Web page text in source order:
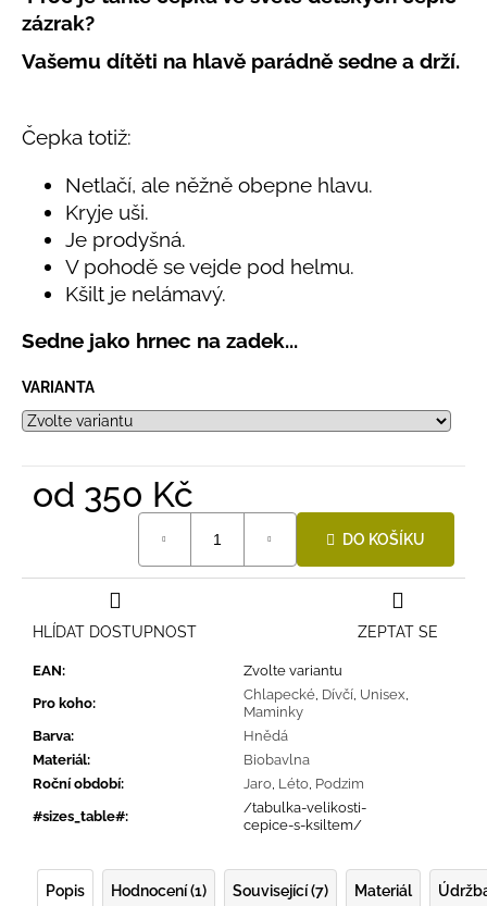
produktu
je
5,0
z
zázrak?
Vašemu dítěti na hlavě parádně sedne a drží.
Čepka totiž:
Netlačí, ale něžně obepne hlavu.
Kryje uši.
Je prodyšná.
V pohodě se vejde pod helmu.
Kšilt je nelámavý.
Sedne jako hrnec na zadek...
VARIANTA
od 350 Kč
DO KOŠÍKU
EAN:
Zvolte variantu
Pro koho:
Chlapecké, Dívčí, Unisex,
Maminky
Barva:
Hnědá
Materiál:
Biobavlna
Roční období: Jaro, Léto, Podzim
#sizes_table#:
/tabulka-velikosti-
cepice-s-ksiltem/
ZEPTAT SE
HLÍDAT DOSTUPNOST
Popis Hodnocení (1) Související (7) Materiál
u
j
e
e
LETNÍ
ČEPICE
SVĚTLE
MODRÁ